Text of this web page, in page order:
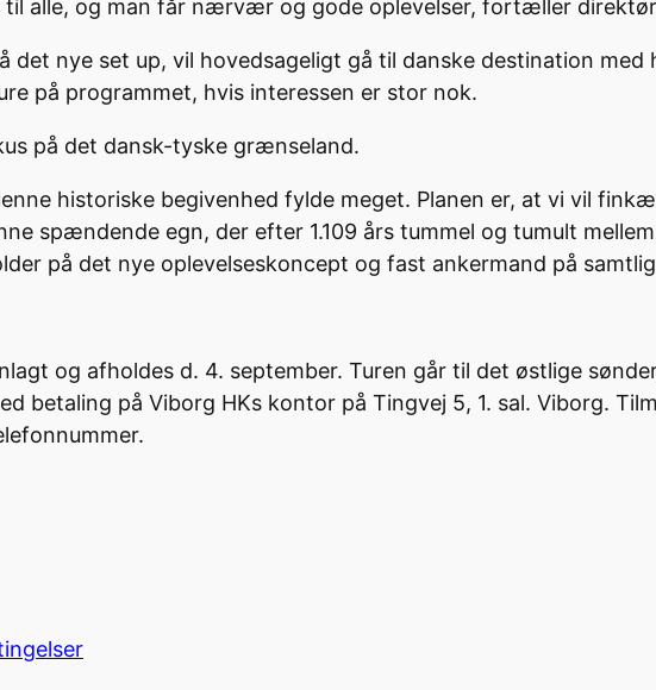
alle, og man får nærvær og gode oplevelser, fortæller
det nye set up, vil hovedsageligt gå til danske destination
på programmet, hvis interessen er stor nok.
på det dansk-tyske grænseland.
historiske begivenhed fylde meget. Planen er, at vi vil
spændende egn, der efter 1.109 års tummel og tumult
på det nye oplevelseskoncept og fast ankermand på
og afholdes d. 4. september. Turen går til det østlige
betaling på Viborg HKs kontor på Tingvej 5, 1. sal. Viborg.